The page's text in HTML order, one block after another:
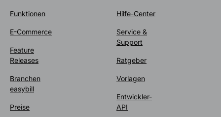
Funktionen
E-Commerce
Feature
Releases
Branchen
easybill
Preise
Hilfe-Center
Service &
Support
Ratgeber
Vorlagen
Entwickler-
API